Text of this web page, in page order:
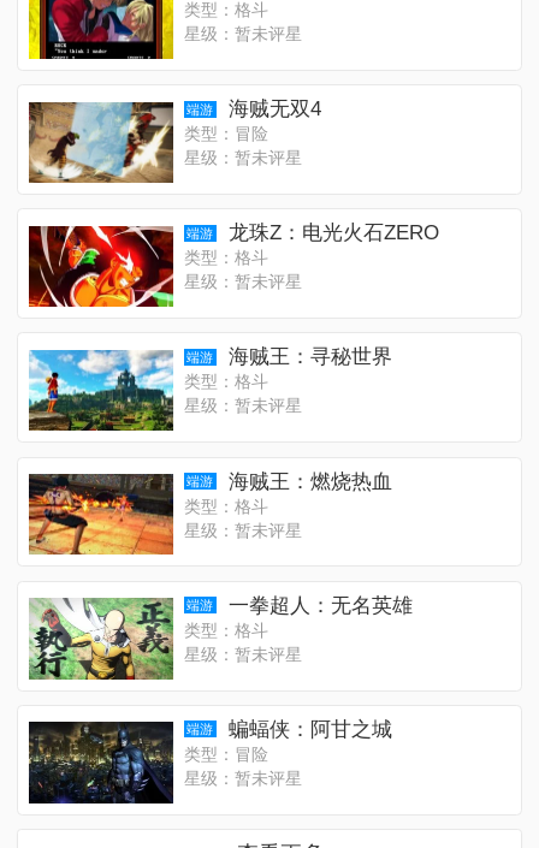
类型：格斗
星级：暂未评星
端游 海贼无双4
类型：冒险
星级：暂未评星
端游 龙珠Z：电光火石ZERO
类型：格斗
星级：暂未评星
端游 海贼王：寻秘世界
类型：格斗
星级：暂未评星
端游 海贼王：燃烧热血
类型：格斗
星级：暂未评星
端游 一拳超人：无名英雄
类型：格斗
星级：暂未评星
端游 蝙蝠侠：阿甘之城
类型：冒险
星级：暂未评星